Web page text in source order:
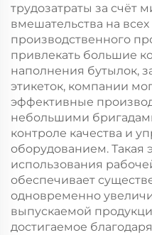
трудозатраты за счёт
вмешательства на всех
производственного
привлекать большие
наполнения бутылок,
этикеток, компании
эффективные
небольшими
контроле качества и
оборудованием. Такая
использования
обеспечивает
одновременно
выпускаемой
достигаемое